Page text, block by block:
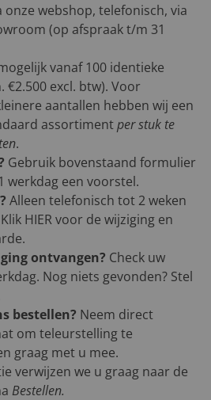
onze webshop, telefonisch, via
(op afspraak t/m 31
vanaf 100 identieke
excl. btw). Voor
aantallen hebben wij een
assortimentper stuk te
.
Gebruik bovenstaand formulier
werkdag een voorstel.
Alleen telefonisch tot 2 weken
HIERvoor de wijziging en
ontvangen? Check uw
Nog niets gevonden? Stel
bestellen? Neem direct
om teleurstelling te
graag met u mee.
verwijzen we u graag naar de
Bestellen.